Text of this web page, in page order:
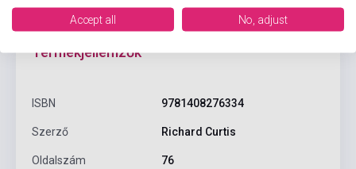
Termékjellemzők
ISBN 9781408276334
Szerző Richard Curtis
Oldalszám 76
Accept all No, adjust